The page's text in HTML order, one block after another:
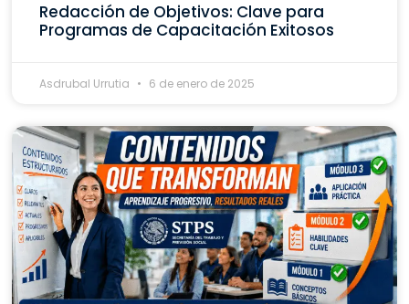
Redacción de Objetivos: Clave para
Programas de Capacitación Exitosos
Asdrubal Urrutia 6 de enero de 2025